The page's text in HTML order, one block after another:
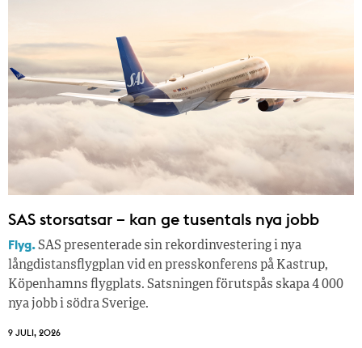
SAS storsatsar – kan ge tusentals nya jobb
Flyg.SAS presenterade sin rekordinvestering i nya
långdistansflygplan vid en presskonferens på Kastrup,
Köpenhamns flygplats. Satsningen förutspås skapa 4 000
nya jobb i södra Sverige.
9 JULI, 2026